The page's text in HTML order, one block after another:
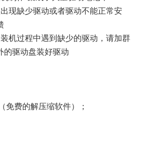
现缺少驱动或者驱动不能正常安
机过程中遇到缺少的驱动，请加群
的驱动盘装好驱动
费的解压缩软件）；